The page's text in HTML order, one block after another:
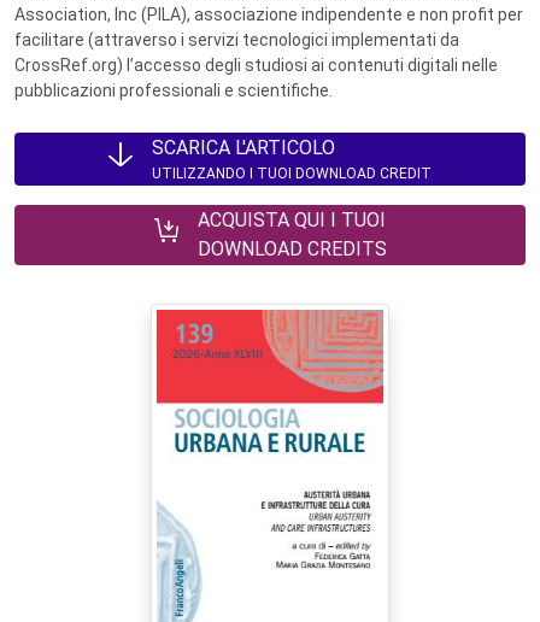
Association, Inc (PILA), associazione indipendente e non profit per
facilitare (attraverso i servizi tecnologici implementati da
CrossRef.org) l’accesso degli studiosi ai contenuti digitali nelle
pubblicazioni professionali e scientifiche.
SCARICA L'ARTICOLO
UTILIZZANDO I TUOI DOWNLOAD CREDIT
ACQUISTA QUI I TUOI
DOWNLOAD CREDITS